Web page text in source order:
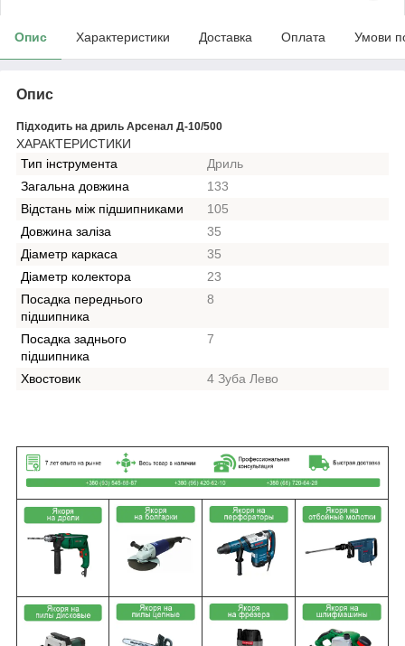
Опис Характеристики Доставка Оплата Умови
Опис
Підходить на дриль Арсенал Д-10/500
ХАРАКТЕРИСТИКИ
Тип інструмента
Дриль
Загальна довжина
133
Відстань між підшипниками
105
Довжина заліза
35
Діаметр каркаса
35
Діаметр колектора
23
Посадка переднього
підшипника
8
Посадка заднього
підшипника
7
Хвостовик 4 Зуба Лево